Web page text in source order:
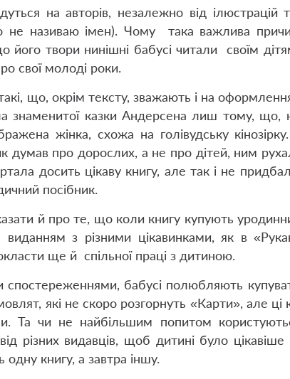
на авторів, незалежно від ілюстрацій
не називаю імен). Чому така важлива
його твори нинішні бабусі читали своїм
свої молоді роки.
що, окрім тексту, зважають і на
знаменитої казки Андерсена лиш тому, що,
жінка, схожа на голівудську
думав про дорослих, а не про дітей, ним
досить цікаву книгу, але так і не
посібник.
й про те, що коли книгу купують
виданням з різними цікавинками, як в
ще й спільної праці з дитиною.
спостереженнями, бабусі полюбляють
які не скоро розгорнуть «Карти», але ці
Та чи не найбільшим попитом
від різних видавців, щоб дитині було
одну книгу, а завтра іншу.